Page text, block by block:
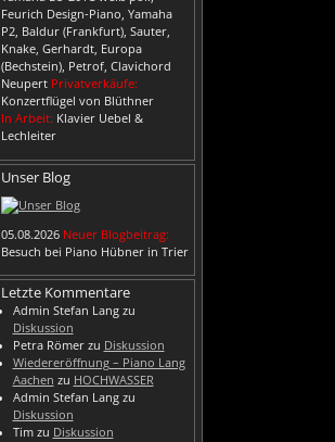
Feurich Design-Piano, Yamaha
P2, Baldur (Frankfurt), Sauter,
Knake, Gerhardt, Europa
(Bechstein), Petrof, Clavichord
Neupert Privatverkäufe:
Konzertflügel von Blüthner
In Arbeit: Klavier Uebel &
Lechleiter
Unser Blog
05.08.2026 Neuer Blogbeitrag:
Besuch bei Piano Hübner in Trier
Letzte Kommentare
Admin Stefan Langzu
Diskussion
Petra Römerzu Diskussion
Wiedereröffnung – Piano Lang
Aachen zu HOCHWASSER
Admin Stefan Langzu
Diskussion
Timzu Diskussion